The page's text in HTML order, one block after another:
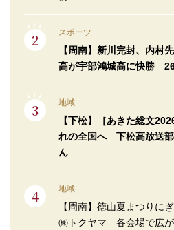
スポーツ
【周南】新川完封、内
高が宇部鴻城高に快勝
地域
【下松】［あきた総文
れの全国へ 下松高放送部
ん
地域
【周南】徳山夏まつり
㈱トクヤマ 各会場で広